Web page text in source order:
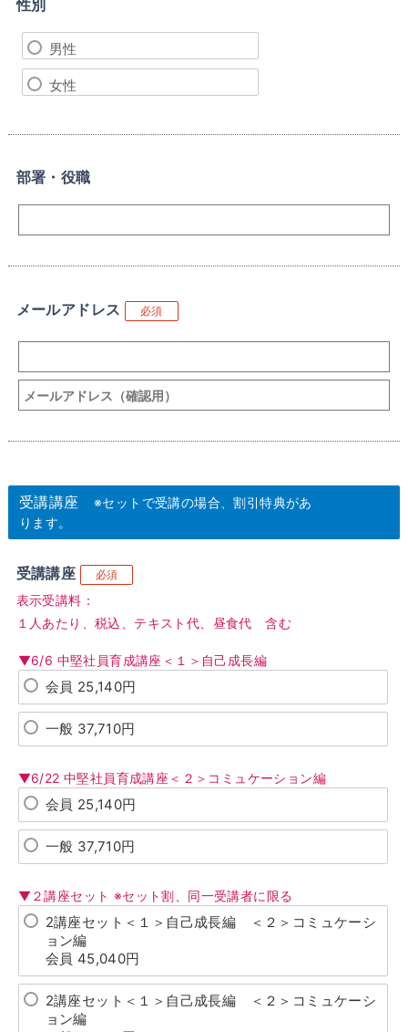
性別
男性
女性
部署・役職
メールアドレス 必須
受講講座 ※セットで受講の場合、割引特典があ
ります。
受講講座 必須
表示受講料：
１人あたり、税込、テキスト代、昼食代 含む
▼6/6 中堅社員育成講座＜１＞自己成長編
会員 25,140円
一般 37,710円
▼6/22 中堅社員育成講座＜２＞コミュケーション編
会員 25,140円
一般 37,710円
▼２講座セット ※セット割、同一受講者に限る
2講座セット＜１＞自己成長編 ＜２＞コミュケーシ
ョン編
会員 45,040円
2講座セット＜１＞自己成長編 ＜２＞コミュケーシ
ョン編